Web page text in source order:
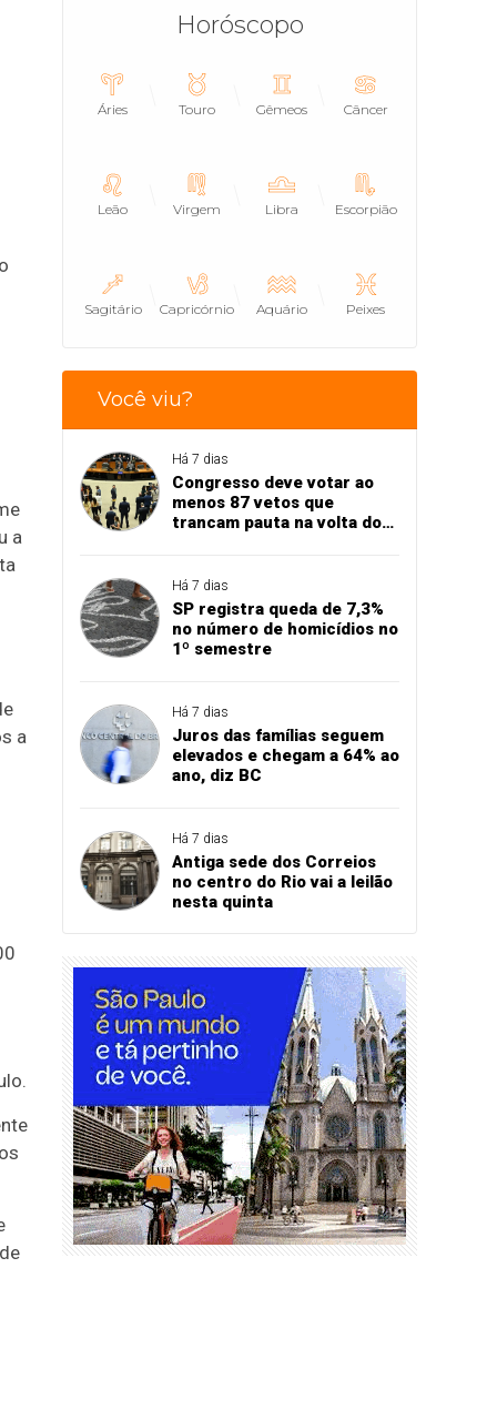
a
a
Horóscopo
Áries Touro Gêmeos Câncer
Leão Virgem Libra Escorpião
Sagitário Capricórnio Aquário Peixes
Você viu?
Há 7 dias
Congresso deve votar ao
menos 87 vetos que
trancam pauta na volta do
Há 7 dias
SP registra queda de 7,3%
no número de homicídios no
1º semestre
Há 7 dias
Juros das famílias seguem
elevados e chegam a 64% ao
ano, diz BC
Há 7 dias
Antiga sede dos Correios
no centro do Rio vai a leilão
nesta quinta